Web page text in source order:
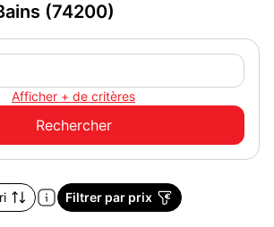
(74200)
Afficher + de critères
Filtrer par prix